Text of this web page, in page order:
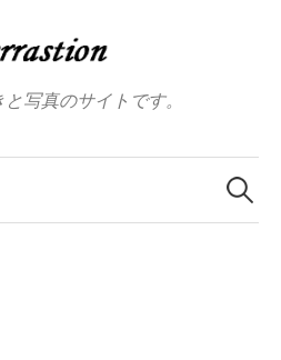
写真のサイトです。
検
索: